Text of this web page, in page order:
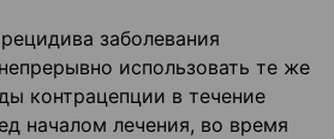
заболевания
использовать те же
контрацепции в течение
началом лечения, во время